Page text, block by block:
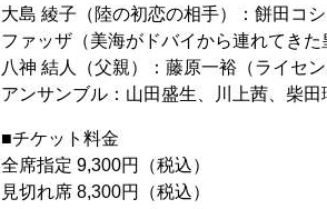
大島 綾子（陸の初恋の相手）：餅⽥コシ
ファッザ（美海がドバイから連れてき
⼋神 結⼈（⽗親）：藤原⼀裕（ライセン
アンサンブル：⼭⽥盛⽣、川上茜、柴⽥
■チケット料金
全席指定 9,300円（税込）
⾒切れ席 8,300円（税込）